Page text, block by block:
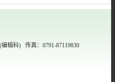
辑科) 传真：0791-87119830